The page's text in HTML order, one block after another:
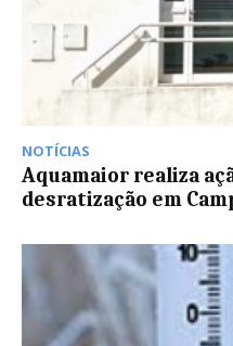
NOTÍCIAS
Aquamaior realiza
desratização em